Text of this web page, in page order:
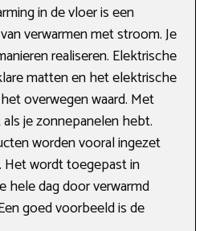
in de vloer is een
verwarmen met stroom. Je
realiseren. Elektrische
matten en het elektrische
overwegen waard. Met
je zonnepanelen hebt.
worden vooral ingezet
Het wordt toegepast in
hele dag door verwarmd
goed voorbeeld is de